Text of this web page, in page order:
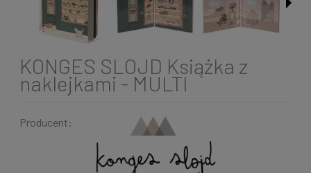
KONGES SLOJD Książka z
naklejkami - MULTI
Producent: